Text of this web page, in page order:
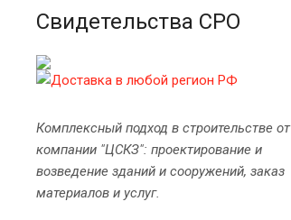
Свидетельства СРО
Комплексный подход в строительстве от
компании "ЦСКЗ": проектирование и
возведение зданий и сооружений, заказ
материалов и услуг.